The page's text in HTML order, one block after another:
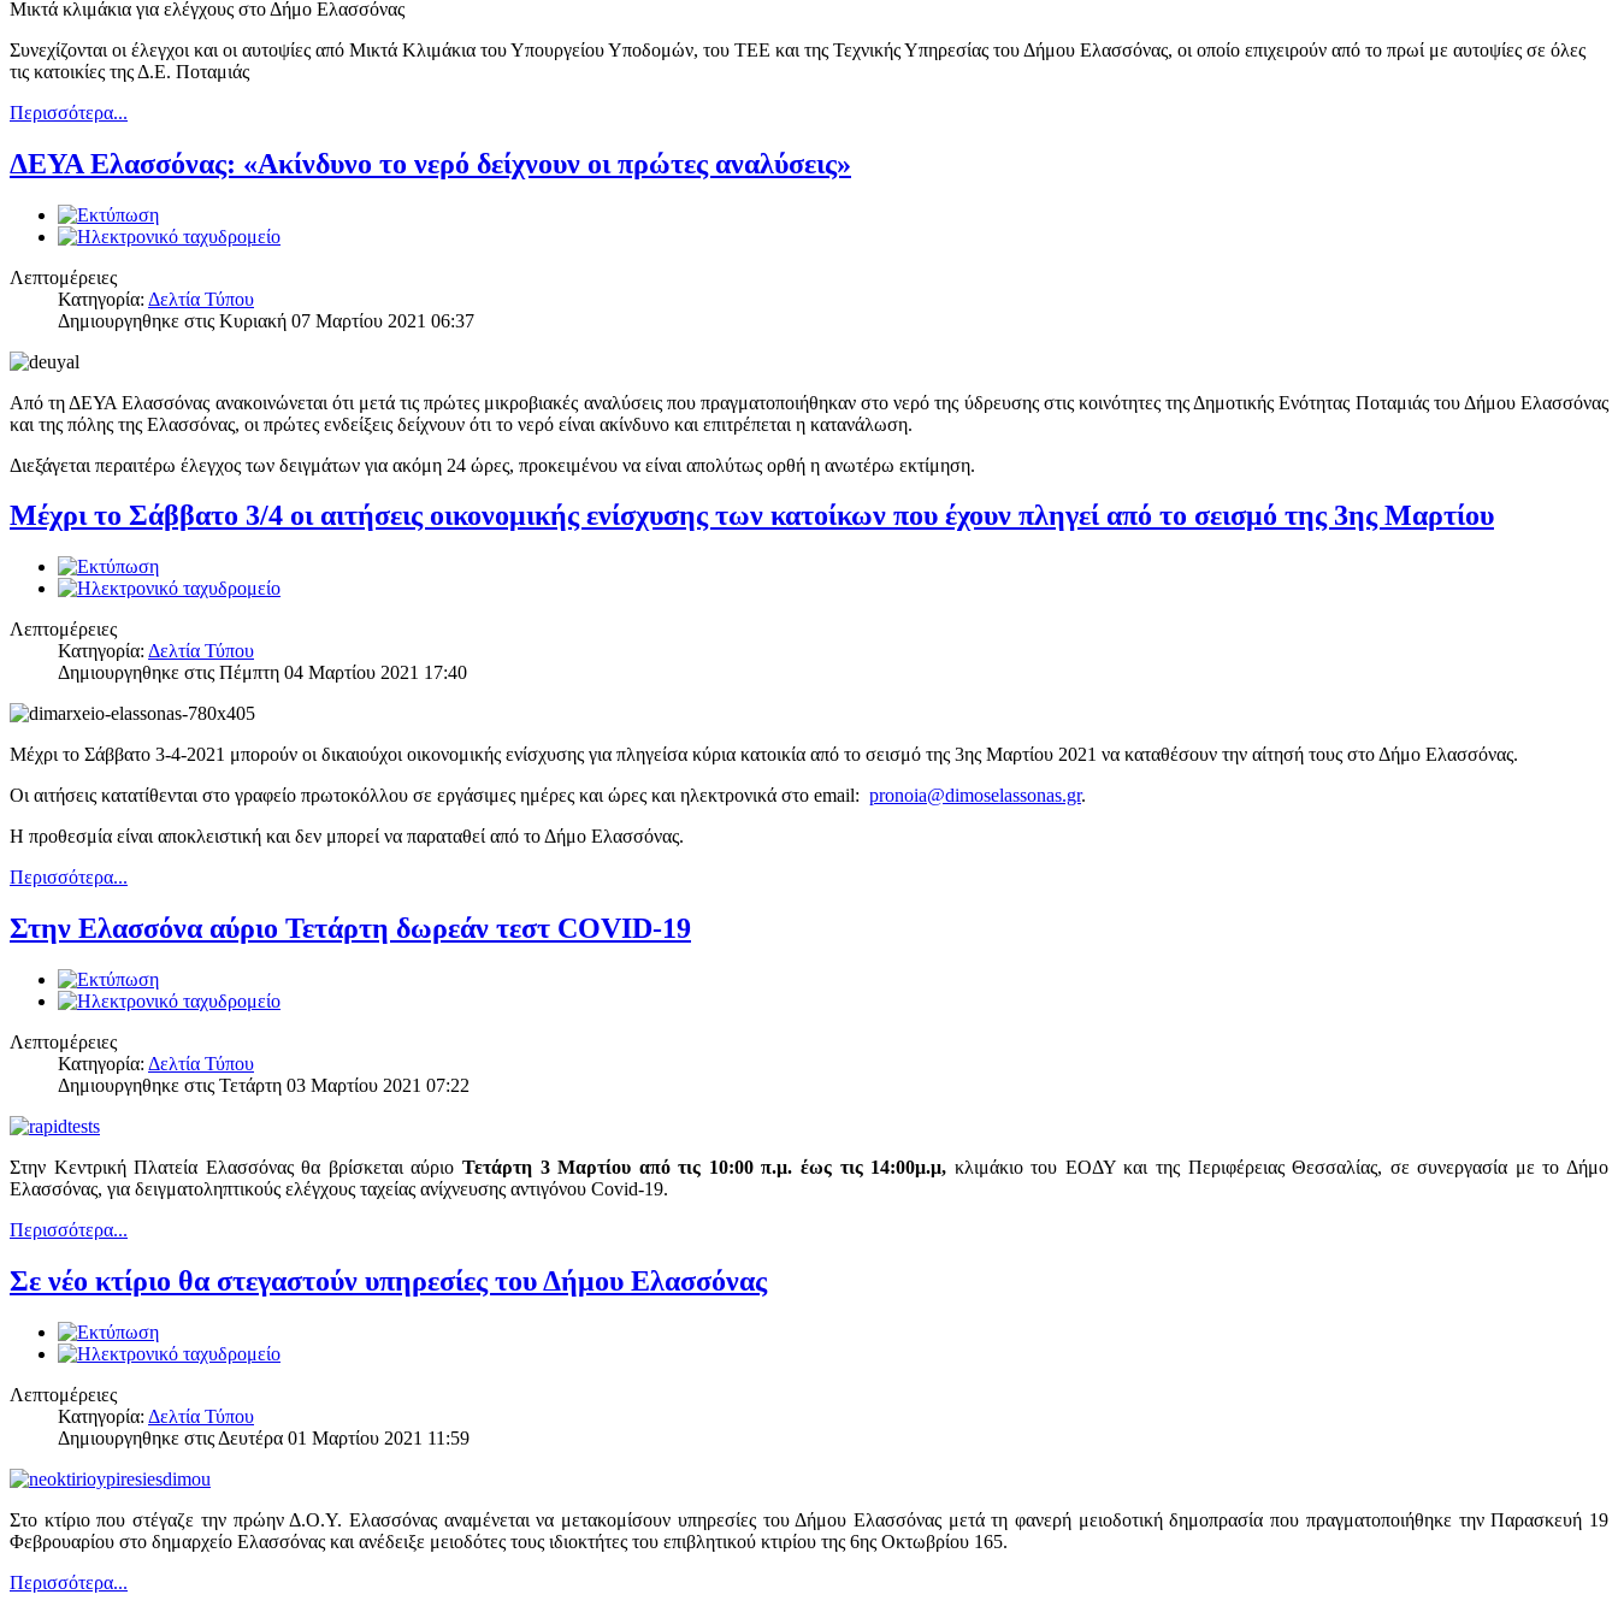
Μικτά κλιμάκια για ελέγχους στο Δήμο Ελασσόνας
Συνεχίζονται οι έλεγχοι και οι αυτοψίες από Μικτά Κλιμάκια του Υπουργείου Υποδομών, του ΤΕΕ και της Τεχνικής Υπηρεσίας του Δήμου Ελασσόνας, οι οποίο επιχειρούν από το πρωί με αυτοψίες σε όλες
τις κατοικίες της Δ.Ε. Ποταμιάς
Περισσότερα...
ΔΕΥΑ Ελασσόνας: «Ακίνδυνο το νερό δείχνουν οι πρώτες αναλύσεις»
Λεπτομέρειες
Κατηγορία: Δελτία Τύπου
Δημιουργηθηκε στις Κυριακή 07 Μαρτίου 2021 06:37
Από τη ΔΕΥΑ Ελασσόνας ανακοινώνεται ότι μετά τις πρώτες μικροβιακές αναλύσεις που πραγματοποιήθηκαν στο νερό της ύδρευσης στις κοινότητες της Δημοτικής Ενότητας Ποταμιάς του Δήμου Ελασσόνας
και της πόλης της Ελασσόνας, οι πρώτες ενδείξεις δείχνουν ότι το νερό είναι ακίνδυνο και επιτρέπεται η κατανάλωση.
Διεξάγεται περαιτέρω έλεγχος των δειγμάτων για ακόμη 24 ώρες, προκειμένου να είναι απολύτως ορθή η ανωτέρω εκτίμηση.
Μέχρι το Σάββατο 3/4 οι αιτήσεις οικονομικής ενίσχυσης των κατοίκων που έχουν πληγεί από το σεισμό της 3ης Μαρτίου
Λεπτομέρειες
Κατηγορία: Δελτία Τύπου
Δημιουργηθηκε στις Πέμπτη 04 Μαρτίου 2021 17:40
Μέχρι το Σάββατο 3-4-2021 μπορούν οι δικαιούχοι οικονομικής ενίσχυσης για πληγείσα κύρια κατοικία από το σεισμό της 3ης Μαρτίου 2021 να καταθέσουν την αίτησή τους στο Δήμο Ελασσόνας.
Οι αιτήσεις κατατίθενται στο γραφείο πρωτοκόλλου σε εργάσιμες ημέρες και ώρες και ηλεκτρονικά στο email: pronoia@dimoselassonas.gr.
Η προθεσμία είναι αποκλειστική και δεν μπορεί να παραταθεί από το Δήμο Ελασσόνας.
Περισσότερα...
Στην Ελασσόνα αύριο Τετάρτη δωρεάν τεστ COVID-19
Λεπτομέρειες
Κατηγορία: Δελτία Τύπου
Δημιουργηθηκε στις Τετάρτη 03 Μαρτίου 2021 07:22
Στην Κεντρική Πλατεία Ελασσόνας θα βρίσκεται αύριο Τετάρτη 3 Μαρτίου από τις 10:00 π.μ. έως τις 14:00μ.μ, κλιμάκιο του ΕΟΔΥ και της Περιφέρειας Θεσσαλίας, σε συνεργασία με το Δήμο
Ελασσόνας, για δειγματοληπτικούς ελέγχους ταχείας ανίχνευσης αντιγόνου Covid-19.
Περισσότερα...
Σε νέο κτίριο θα στεγαστούν υπηρεσίες του Δήμου Ελασσόνας
Λεπτομέρειες
Κατηγορία: Δελτία Τύπου
Δημιουργηθηκε στις Δευτέρα 01 Μαρτίου 2021 11:59
Στο κτίριο που στέγαζε την πρώην Δ.Ο.Υ. Ελασσόνας αναμένεται να μετακομίσουν υπηρεσίες του Δήμου Ελασσόνας μετά τη φανερή μειοδοτική δημοπρασία που πραγματοποιήθηκε την Παρασκευή 19
Φεβρουαρίου στο δημαρχείο Ελασσόνας και ανέδειξε μειοδότες τους ιδιοκτήτες του επιβλητικού κτιρίου της 6ης Οκτωβρίου 165.
Περισσότερα...